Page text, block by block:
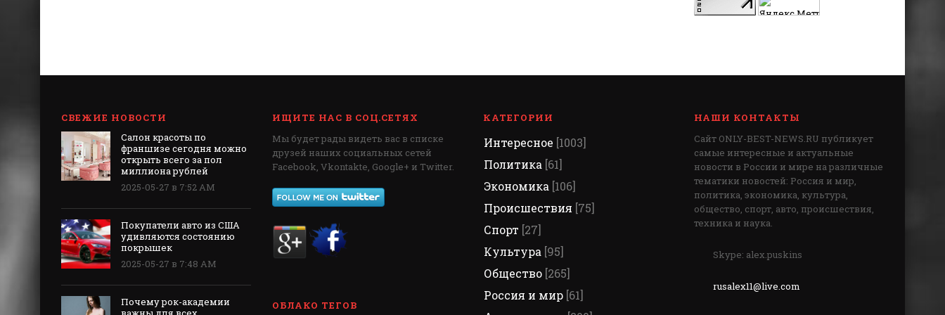
СВЕЖИЕ НОВОСТИ
Салон красоты по
франшизе сегодня можно
открыть всего за пол
миллиона рублей
2025-05-27 в 7:52 AM
Покупатели авто из США
удивляются состоянию
покрышек
2025-05-27 в 7:48 AM
Почему рок-академии
ИЩИТЕ НАС В СОЦ.СЕТЯХ
Мы будет рады видеть вас в списке
друзей наших социальных сетей
Facebook, Vkontakte, Google+ и Twitter.
ОБЛАКО ТЕГОВ
КАТЕГОРИИ
Интересное [1003]
Политика [61]
Экономика [106]
Происшествия [75]
Спорт [27]
Культура [95]
Общество [265]
Россия и мир [61]
НАШИ КОНТАКТЫ
Сайт ONLY-BEST-NEWS.RU публикует
самые интересные и актуальные
новости в России и мире на различные
тематики новостей: Россия и мир,
политика, экономика, культура,
общество, спорт, авто, происшествия,
техника и наука.
Skype: alex.puskins
rusalex11@live.com